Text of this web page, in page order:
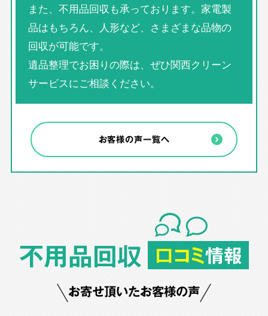
また、不用品回収も承っております。家電製
品はもちろん、人形など、さまざまな品物の
回収が可能です。
遺品整理でお困りの際は、ぜひ関西クリーン
サービスにご相談ください。
お客様の声一覧へ
不用品回収 口コミ情報
お寄せ頂いたお客様の声